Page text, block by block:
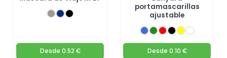
Desde 0.52 €
portamascarillas
ajustable
Desde 0.10 €